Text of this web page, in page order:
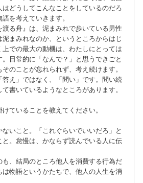
どうしてこんなことをしているのだろ
を考えていきます。
る舟』は、泥まみれで歩いている男性
まみれなのか、というところからはじ
上での最大の動機は、わたしにとっては
日常的に「なんで？」と思うできごと
のことが忘れられず、考え続けます。
え」ではなく、「問い」です。問い続
書いているようなところがあります。
ていることを教えてください。
いこと。「これぐらいでいいだろ」と
。怠慢は、かならず読んでいる人に伝
、結局のところ他人を消費する行為だ
物語というかたちで、他人の人生を消